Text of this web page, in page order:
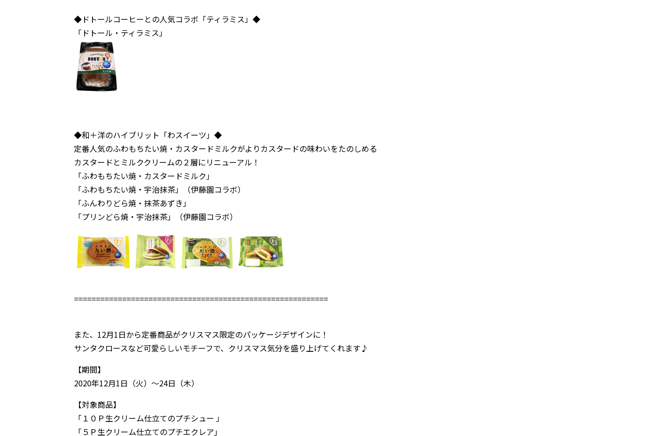
◆ドトールコーヒーとの人気コラボ「ティラミス」◆
「ドトール・ティラミス」
◆和＋洋のハイブリット「わスイーツ」◆
定番人気のふわもちたい焼・カスタードミルクがよりカスタードの味わいをたのしめる
カスタードとミルククリームの２層にリニューアル！
「ふわもちたい焼・カスタードミルク」
「ふわもちたい焼・宇治抹茶」（伊藤園コラボ）
「ふんわりどら焼・抹茶あずき」
「プリンどら焼・宇治抹茶」（伊藤園コラボ）
==========================================================
また、12月1日から定番商品がクリスマス限定のパッケージデザインに！
サンタクロースなど可愛らしいモチーフで、クリスマス気分を盛り上げてくれます♪
【期間】
2020年12月1日（火）～24日（木）
【対象商品】
「１０Ｐ生クリーム仕立てのプチシュー 」
「５Ｐ生クリーム仕立てのプチエクレア」